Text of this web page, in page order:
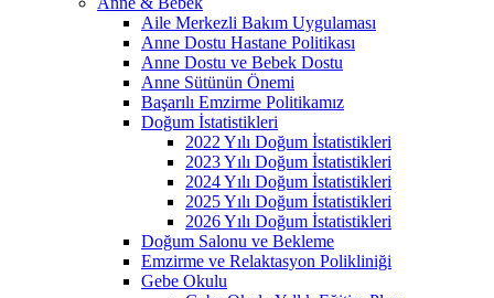
Aile Merkezli Bakım Uygulaması
Anne Dostu Hastane Politikası
Anne Dostu ve Bebek Dostu
Anne Sütünün Önemi
Başarılı Emzirme Politikamız
Doğum İstatistikleri
2022 Yılı Doğum İstatistikleri
2023 Yılı Doğum İstatistikleri
2024 Yılı Doğum İstatistikleri
2025 Yılı Doğum İstatistikleri
2026 Yılı Doğum İstatistikleri
Doğum Salonu ve Bekleme
Emzirme ve Relaktasyon Polikliniği
Gebe Okulu